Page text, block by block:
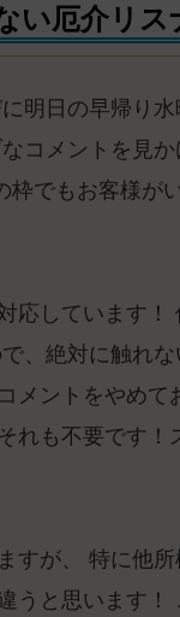
い厄介リス
明日の早帰り水
コメントを見
でもお客様が
しています！
、絶対に触れ
メントをやめて
れも不要です！
が、 特に他所
うと思います！